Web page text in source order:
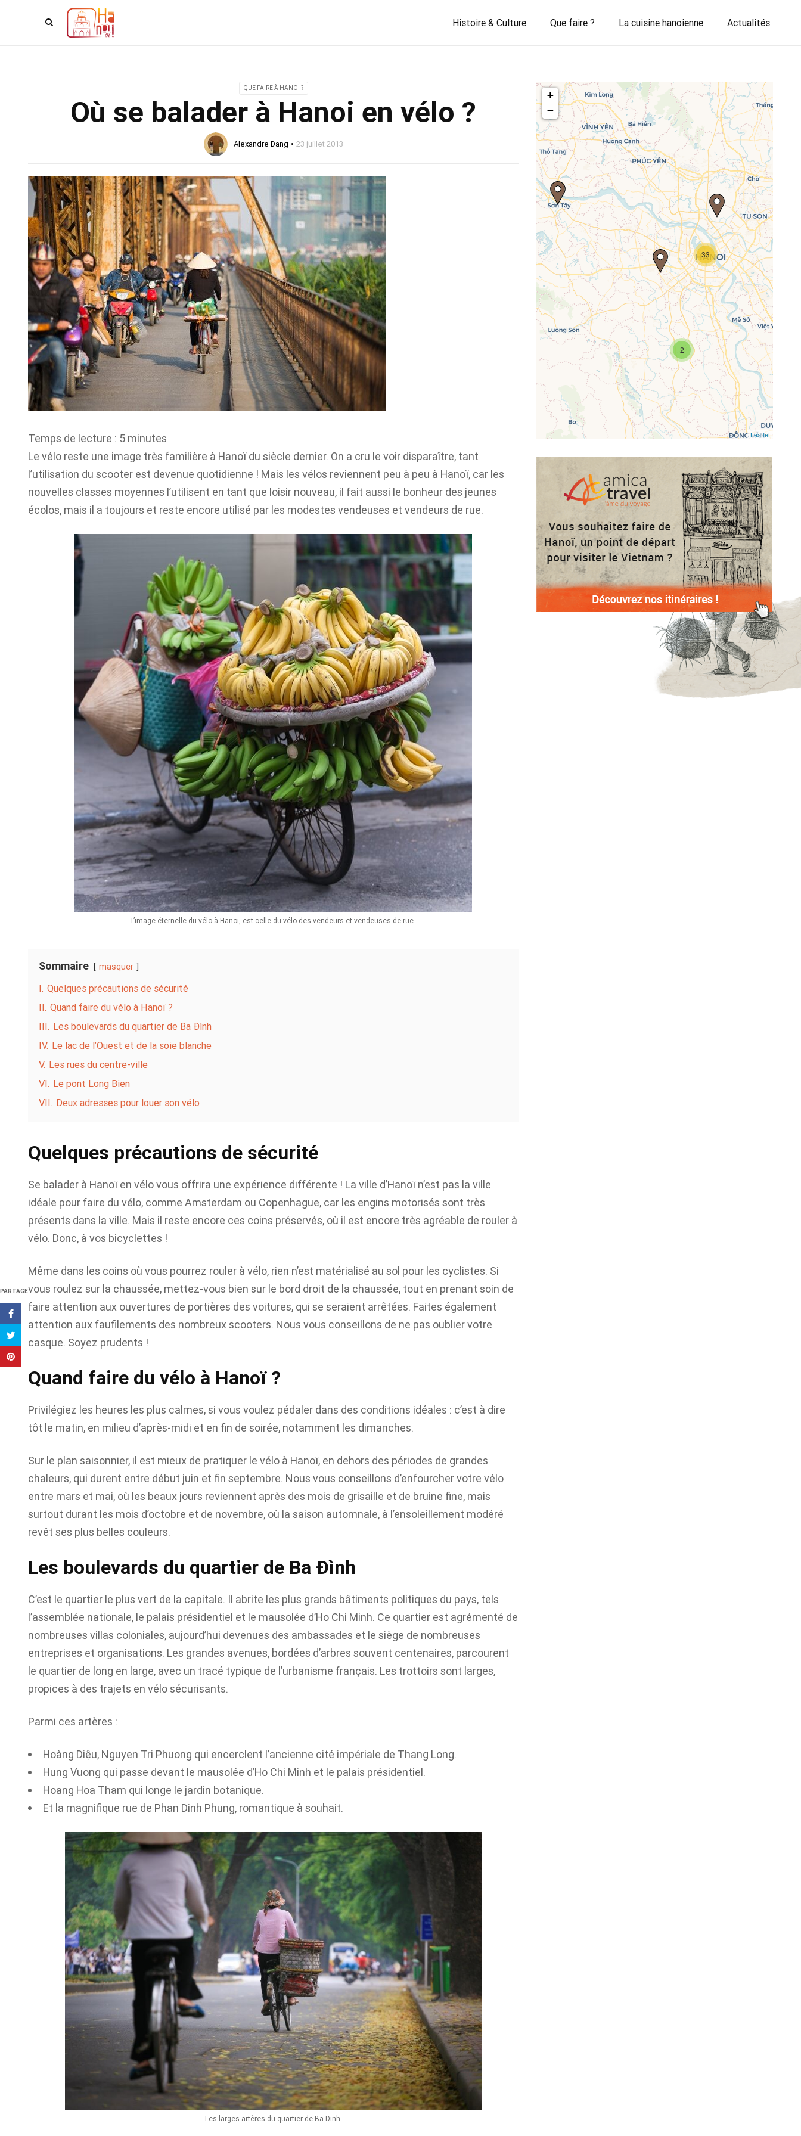
Histoire & Culture Que faire ? La cuisine hanoienne Actualités
QUE FAIRE À HANOI ?
Où se balader à Hanoi en vélo ?
Alexandre Dang 23 juillet 2013
PARTAGE
Temps de lecture : 5 minutes
Le vélo reste une image très familière à Hanoï du siècle dernier. On a cru le voir disparaître, tant
l’utilisation du scooter est devenue quotidienne ! Mais les vélos reviennent peu à peu à Hanoï, car les
nouvelles classes moyennes l’utilisent en tant que loisir nouveau, il fait aussi le bonheur des jeunes
écolos, mais il a toujours et reste encore utilisé par les modestes vendeuses et vendeurs de rue.
L’image éternelle du vélo à Hanoï, est celle du vélo des vendeurs et vendeuses de rue.
Sommaire masquer
I. Quelques précautions de sécurité
II. Quand faire du vélo à Hanoï ?
III. Les boulevards du quartier de Ba Đình
IV. Le lac de l’Ouest et de la soie blanche
V. Les rues du centre-ville
VI. Le pont Long Bien
VII. Deux adresses pour louer son vélo
Quelques précautions de sécurité
Se balader à Hanoï en vélo vous offrira une expérience différente ! La ville d’Hanoï n’est pas la ville
idéale pour faire du vélo, comme Amsterdam ou Copenhague, car les engins motorisés sont très
présents dans la ville. Mais il reste encore ces coins préservés, où il est encore très agréable de rouler à
vélo. Donc, à vos bicyclettes !
Même dans les coins où vous pourrez rouler à vélo, rien n’est matérialisé au sol pour les cyclistes. Si
vous roulez sur la chaussée, mettez-vous bien sur le bord droit de la chaussée, tout en prenant soin de
faire attention aux ouvertures de portières des voitures, qui se seraient arrêtées. Faites également
attention aux faufilements des nombreux scooters. Nous vous conseillons de ne pas oublier votre
casque. Soyez prudents !
Quand faire du vélo à Hanoï ?
Privilégiez les heures les plus calmes, si vous voulez pédaler dans des conditions idéales : c’est à dire
tôt le matin, en milieu d’après-midi et en fin de soirée, notamment les dimanches.
Sur le plan saisonnier, il est mieux de pratiquer le vélo à Hanoï, en dehors des périodes de grandes
chaleurs, qui durent entre début juin et fin septembre. Nous vous conseillons d’enfourcher votre vélo
entre mars et mai, où les beaux jours reviennent après des mois de grisaille et de bruine fine, mais
surtout durant les mois d’octobre et de novembre, où la saison automnale, à l’ensoleillement modéré
revêt ses plus belles couleurs.
Les boulevards du quartier de Ba Đình
C’est le quartier le plus vert de la capitale. Il abrite les plus grands bâtiments politiques du pays, tels
l’assemblée nationale, le palais présidentiel et le mausolée d’Ho Chi Minh. Ce quartier est agrémenté de
nombreuses villas coloniales, aujourd’hui devenues des ambassades et le siège de nombreuses
entreprises et organisations. Les grandes avenues, bordées d’arbres souvent centenaires, parcourent
le quartier de long en large, avec un tracé typique de l’urbanisme français. Les trottoirs sont larges,
propices à des trajets en vélo sécurisants.
Parmi ces artères :
Hoàng Diệu, Nguyen Tri Phuong qui encerclent l’ancienne cité impériale de Thang Long.
Hung Vuong qui passe devant le mausolée d’Ho Chi Minh et le palais présidentiel.
Hoang Hoa Tham qui longe le jardin botanique.
Et la magnifique rue de Phan Dinh Phung, romantique à souhait.
Les larges artères du quartier de Ba Dinh.
Travelers' Map is loading...
If you see this after your page is
loaded completely, leafletJS files are
missing.
2
33
+
−
Leaflet